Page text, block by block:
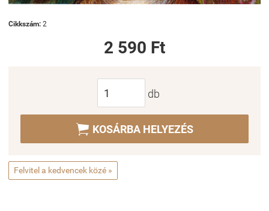
Cikkszám: 2
2 590 Ft
db
 KOSÁRBA HELYEZÉS
Felvitel a kedvencek közé »